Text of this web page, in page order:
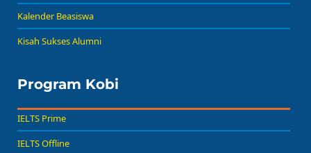
Kalender Beasiswa
Kisah Sukses Alumni
Program Kobi
IELTS Prime
IELTS Offline